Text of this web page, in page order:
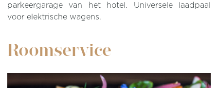
parkeergarage van het hotel. Universele laadpaal
voor elektrische wagens.
Roomservice